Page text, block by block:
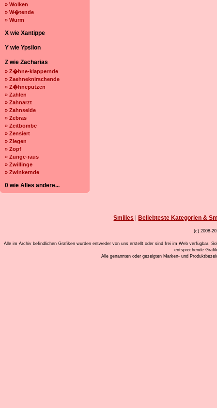
» Wolken
» W�tende
» Wurm
X wie Xantippe
Y wie Ypsilon
Z wie Zacharias
» Z�hne-klappernde
» Zaehneknirschende
» Z�hneputzen
» Zahlen
» Zahnarzt
» Zahnseide
» Zebras
» Zeitbombe
» Zensiert
» Ziegen
» Zopf
» Zunge-raus
» Zwillinge
» Zwinkernde
0 wie Alles andere...
Smilies Beliebteste Kategorien &
(c) 2008-
Alle im Archiv befindlichen Grafiken wurden entweder von uns erstellt oder sind frei im Web verfügbar.
entsprechende
Alle genannten oder gezeigten Marken- und